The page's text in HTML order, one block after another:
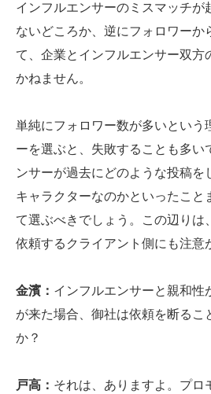
インフルエンサーのミスマッチが
ないどころか、逆にフォロワーか
て、企業とインフルエンサー双方
かねません。
単純にフォロワー数が多いという
ーを選ぶと、失敗することも多い
ンサーが過去にどのような投稿を
キャラクターなのかといったこと
て選ぶべきでしょう。この辺りは
依頼するクライアント側にも注意
金濱： インフルエンサーと親和性
が来た場合、御社は依頼を断るこ
か？
戸高： それは、ありますよ。プロ